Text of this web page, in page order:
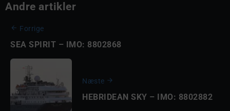
Andre artikler
Forrige
SEA SPIRIT – IMO: 8802868
Næste
HEBRIDEAN SKY – IMO: 8802882